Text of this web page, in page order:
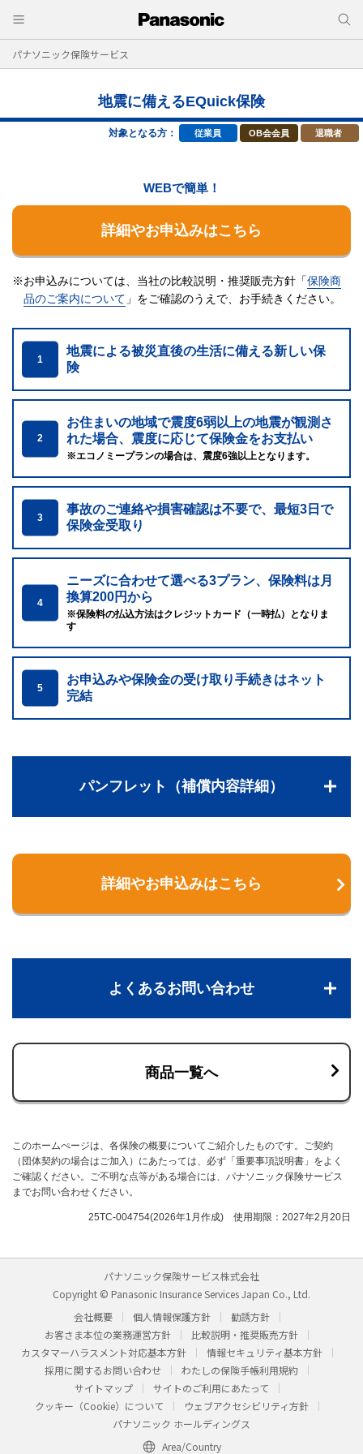
パナソニック保険サービス
地震に備えるEQuick保険
対象となる方： 従業員 OB会会員 退職者
WEBで簡単！
詳細やお申込みはこちら
※お申込みについては、当社の比較説明・推奨販売方針「保険商
品のご案内について 」をご確認のうえで、 お手続きください。
1
地震による被災直後の生活に備える新しい保
険
2
お住まいの地域で震度6弱以上の地震が観測さ
れた場合、震度に応じて保険金をお支払い
※エコノミープランの場合は、震度6強以上となります。
3
事故のご連絡や損害確認は不要で、最短3日で
保険金受取り
4
ニーズに合わせて選べる3プラン、保険料は月
換算200円から
※保険料の払込方法はクレジットカード（一時払）となりま
す
5
お申込みや保険金の受け取り手続きはネット
完結
パンフレット（補償内容詳細）
詳細やお申込みはこちら
よくあるお問い合わせ
商品一覧へ
このホームぺージは、各保険の概要についてご紹介したものです。ご契約
（団体契約の場合はご加入）にあたっては、必ず「重要事項説明書」をよく
ご確認ください。ご不明な点等がある場合には、パナソニック保険サービス
までお問い合わせください。
25TC-004754(2026年1月作成) 使用期限：2027年2月20日
パナソニック保険サービス株式会社
Copyright © Panasonic Insurance Services Japan Co., Ltd.
会社概要
個人情報保護方針
勧誘方針
お客さま本位の業務運営方針
比較説明・推奨販売方針
カスタマーハラスメント対応基本方針
情報セキュリティ基本方針
採用に関するお問い合わせ
わたしの保険手帳利用規約
サイトマップ
サイトのご利用にあたって
クッキー（Cookie）について
ウェブアクセシビリティ方針
パナソニック ホールディングス
Area/Country